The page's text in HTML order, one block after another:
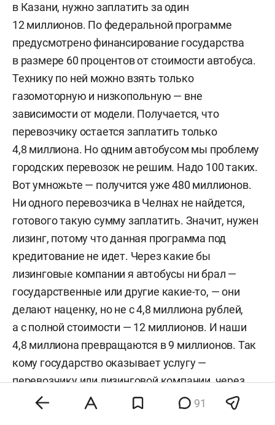
в Казани, нужно заплатить за один
12 миллионов. По федеральной программе
предусмотрено финансирование государства
в размере 60 процентов от стоимости автобуса.
Технику по ней можно взять только
газомоторную и низкопольную — вне
зависимости от модели. Получается, что
перевозчику остается заплатить только
4,8 миллиона. Но одним автобусом мы проблему
городских перевозок не решим. Надо 100 таких.
Вот умножьте — получится уже 480 миллионов.
Ни одного перевозчика в Челнах не найдется,
готового такую сумму заплатить. Значит, нужен
лизинг, потому что данная программа под
кредитование не идет. Через какие бы
лизинговые компании я автобусы ни брал —
государственные или другие какие-то, — они
делают наценку, но не с 4,8 миллиона рублей,
а с полной стоимости — 12 миллионов. И наши
4,8 миллиона превращаются в 9 миллионов. Так
кому государство оказывает услугу —
перевозчику или лизинговой компании, через
которую техника оформляется?» — 91